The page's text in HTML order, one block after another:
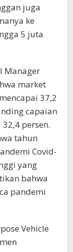
juga
ke
5 juta
Manager
market
37,2
capaian
persen.
tahun
Covid-
yang
bahwa
pandemi
Vehicle